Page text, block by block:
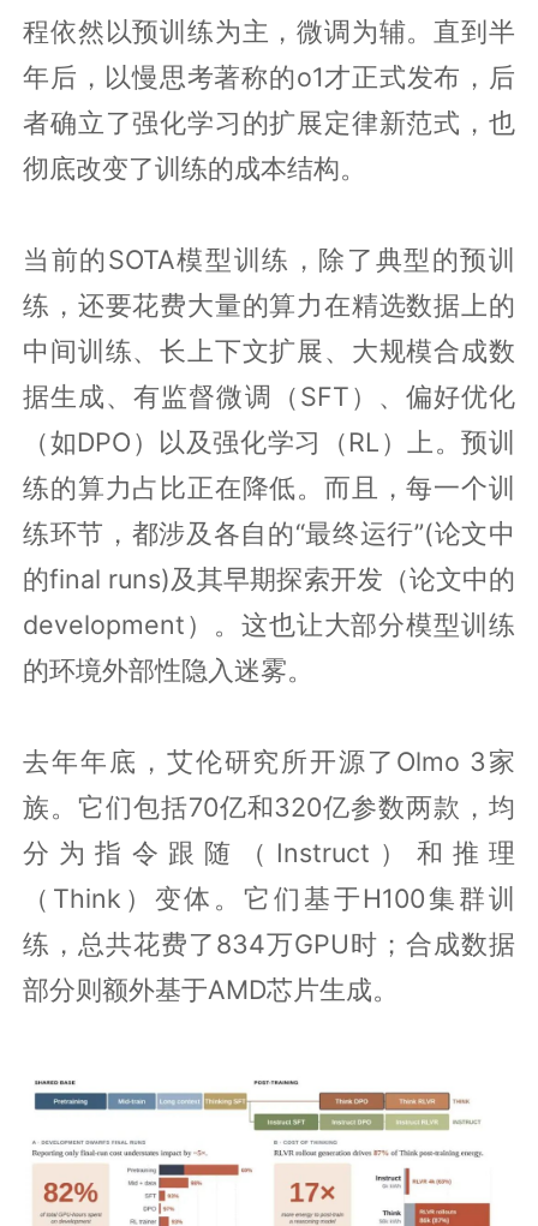
程依然以预训练为主，微调为辅。直到半
年后，以慢思考著称的o1才正式发布，后
者确立了强化学习的扩展定律新范式，也
彻底改变了训练的成本结构。
当前的SOTA模型训练，除了典型的预训
练，还要花费大量的算力在精选数据上的
中间训练、长上下文扩展、大规模合成数
据生成、有监督微调（SFT）、偏好优化
（如DPO）以及强化学习（RL）上。预训
练的算力占比正在降低。而且，每一个训
练环节，都涉及各自的“最终运行”(论文中
的final runs)及其早期探索开发（论文中的
development）。这也让大部分模型训练
的环境外部性隐入迷雾。
去年年底，艾伦研究所开源了Olmo 3家
族。它们包括70亿和320亿参数两款，均
分为指令跟随（Instruct）和推理
（Think）变体。它们基于H100集群训
练，总共花费了834万GPU时；合成数据
部分则额外基于AMD芯片生成。